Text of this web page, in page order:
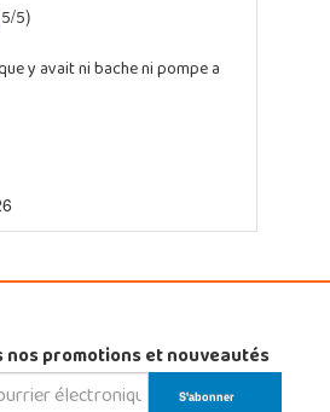
5/5)
y avait ni bache ni pompe a
nos promotions et nouveautés